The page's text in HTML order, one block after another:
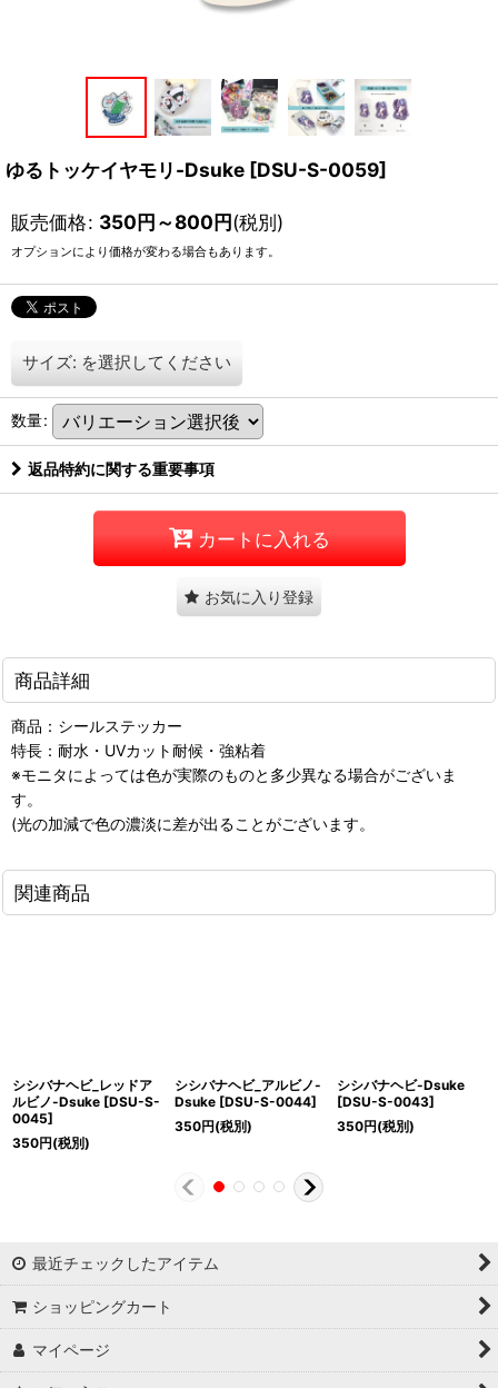
ゆるトッケイヤモリ-Dsuke [DSU-S-0059]
販売価格: 350円～800円(税別)
オプションにより価格が変わる場合もあります。
サイズ: を選択してください
数量:
返品特約に関する重要事項
カートに入れる
お気に入り登録
商品詳細
商品：シールステッカー
特長：耐水・UVカット耐候・強粘着
※モニタによっては色が実際のものと多少異なる場合がございま
す。
(光の加減で色の濃淡に差が出ることがございます。
関連商品
シシバナヘビ_レッドア
ルビノ-Dsuke [DSU-S-
0045]
350円(税別)
シシバナヘビ_アルビノ-
Dsuke [DSU-S-0044]
350円(税別)
シシバナヘビ-Dsuke
[DSU-S-0043]
350円(税別)
最近チェックしたアイテム
ショッピングカート
マイページ